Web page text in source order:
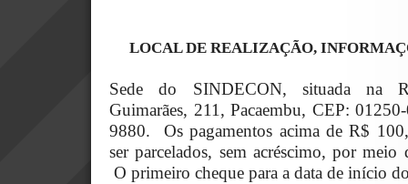
LOCAL DE REALIZAÇÃO,
Sede do SINDECON, situada na
Guimarães, 211, Pacaembu, CEP:
9880.
Os pagamentos acima de R$
ser parcelados, sem acréscimo, por meio
O primeiro cheque para a data de início